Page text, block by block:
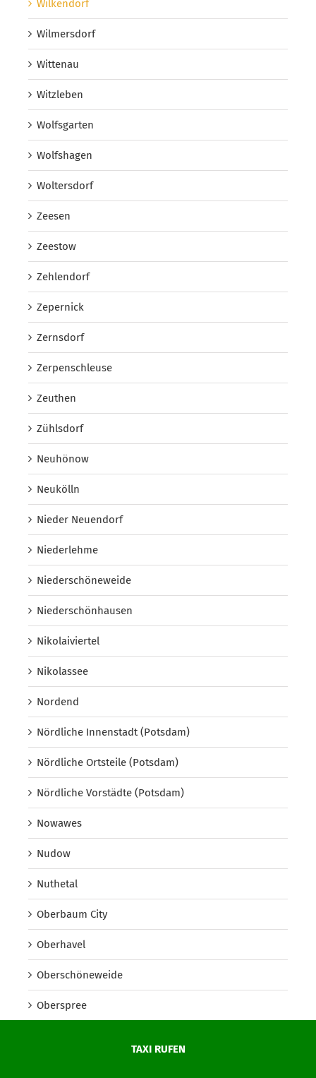
TAXI RUFEN
Wilkendorf
Wilmersdorf
Wittenau
Witzleben
Wolfsgarten
Wolfshagen
Woltersdorf
Zeesen
Zeestow
Zehlendorf
Zepernick
Zernsdorf
Zerpenschleuse
Zeuthen
Zühlsdorf
Neuhönow
Neukölln
Nieder Neuendorf
Niederlehme
Niederschöneweide
Niederschönhausen
Nikolaiviertel
Nikolassee
Nordend
Nördliche Innenstadt (Potsdam)
Nördliche Ortsteile (Potsdam)
Nördliche Vorstädte (Potsdam)
Nowawes
Nudow
Nuthetal
Oberbaum City
Oberhavel
Oberschöneweide
Oberspree